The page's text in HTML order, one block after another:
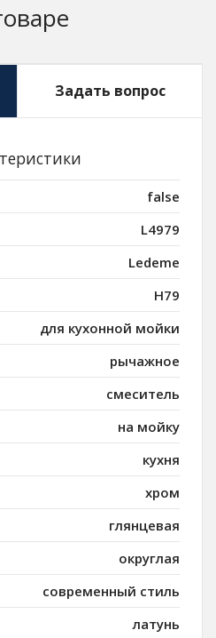
Задать вопрос
false
L4979
Ledeme
H79
для кухонной мойки
рычажное
смеситель
на мойку
кухня
хром
глянцевая
округлая
современный стиль
латунь